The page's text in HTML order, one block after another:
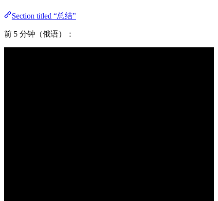
Section titled “总结”
前 5 分钟（俄语）：